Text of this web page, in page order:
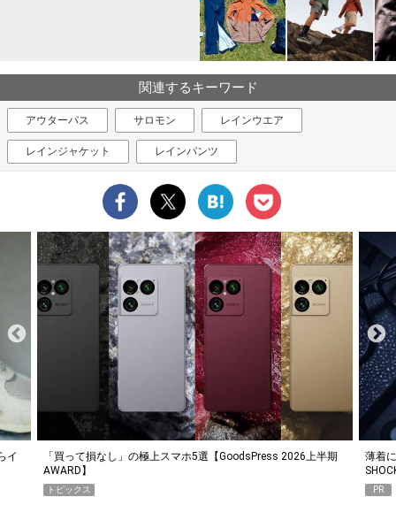
関連するキーワード
アウターパス サロモン レインウエア
レインジャケット レインパンツ
イ
「買って損なし」の極上スマホ5選【GoodsPress 2026上半期
AWARD】
トピックス
薄着
PR